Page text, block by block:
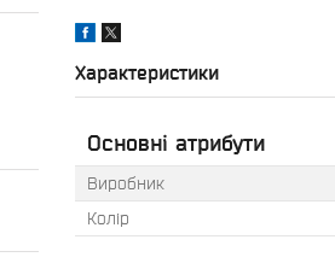
Характеристики
Основні атрибути
Виробник
Колір